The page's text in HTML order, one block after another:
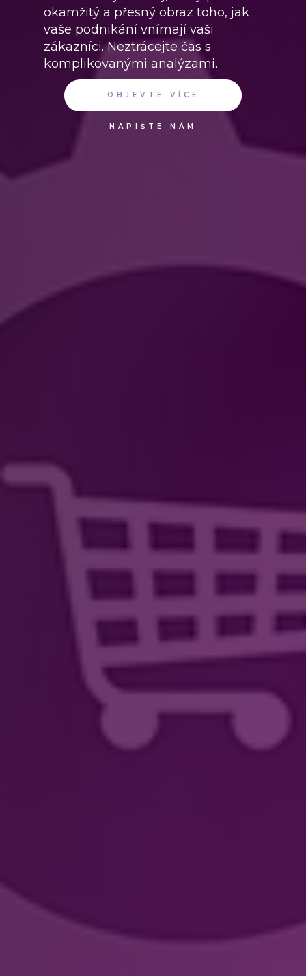
okamžitý a přesný obraz toho, jak
vaše podnikání vnímají vaši
zákazníci. Neztrácejte čas s
komplikovanými analýzami.
OBJEVTE VÍCE
NAPIŠTE NÁM